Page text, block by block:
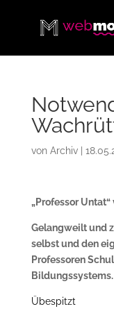
von Archiv|
„Professor
Gelangweilt und
selbst und den
Professoren
Bildungssystems.
Übespitzt